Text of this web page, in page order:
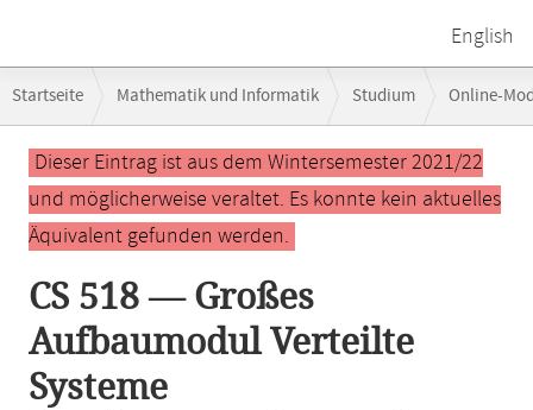
English
Navigation
Startseite Mathematik und Informatik Studium Online-
CS 518 — Großes Aufbaumodul Verteilte Systeme
Hauptinhalt
Dieser Eintrag ist aus dem Wintersemester 2021/22
und möglicherweise veraltet. Es konnte kein aktuelles
Äquivalent gefunden werden.
CS 518 — Großes
Aufbaumodul Verteilte
Systeme